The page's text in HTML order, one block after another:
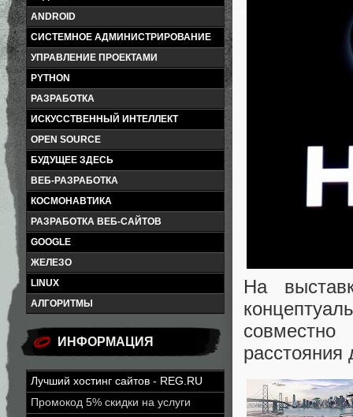
ANDROID
СИСТЕМНОЕ АДМИНИСТРИРОВАНИЕ
УПРАВЛЕНИЕ ПРОЕКТАМИ
PYTHON
РАЗРАБОТКА
ИСКУССТВЕННЫЙ ИНТЕЛЛЕКТ
OPEN SOURCE
БУДУЩЕЕ ЗДЕСЬ
ВЕБ-РАЗРАБОТКА
КОСМОНАВТИКА
РАЗРАБОТКА ВЕБ-САЙТОВ
GOOGLE
ЖЕЛЕЗО
LINUX
АЛГОРИТМЫ
ИНФОРМАЦИЯ
Лучший хостинг сайтов - REG.RU
Промокод 5% скидки на услуги
На
расстояния